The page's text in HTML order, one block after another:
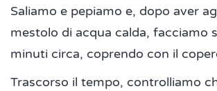
Saliamo e pepiamo e, dopo aver
mestolo di acqua calda, facciamo
minuti circa, coprendo con il
Trascorso il tempo, controlliamo